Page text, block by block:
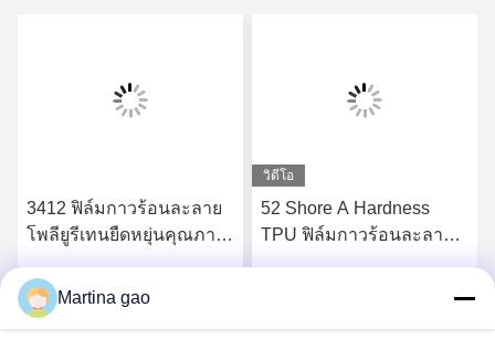
3412 ฟิล์มกาวร้อนละลาย
โพลียูรีเทนยืดหยุ่นคุณภาพ
รับราคาที่ดีที่สุด
วิดีโอ
52 Shore A Hardness
TPU ฟิล์มกาวร้อนละลาย
Martina gao